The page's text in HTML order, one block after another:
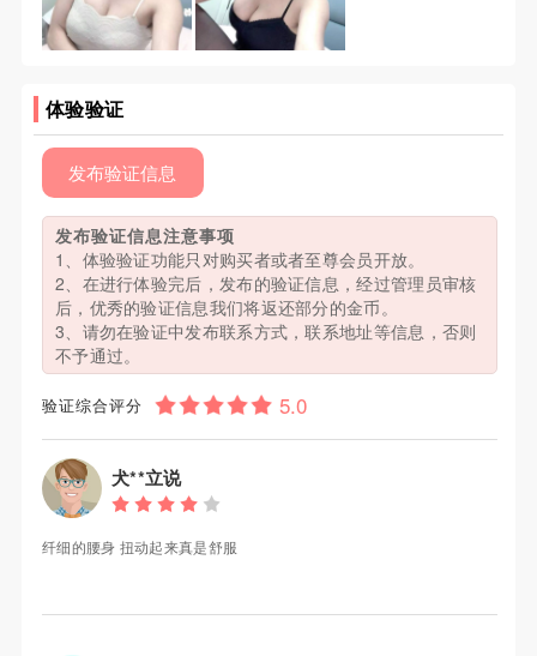
体验验证
发布验证信息
发布验证信息注意事项
1、体验验证功能只对购买者或者至尊会员开放。
2、在进行体验完后，发布的验证信息，经过管理员审核
后，优秀的验证信息我们将返还部分的金币。
3、请勿在验证中发布联系方式，联系地址等信息，否则
不予通过。
验证综合评分
犬**立说
纤细的腰身 扭动起来真是舒服